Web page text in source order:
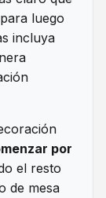
luego
incluya
por
el resto
de mesa